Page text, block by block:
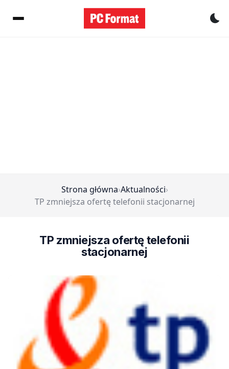
Strona główna›Aktualności›
TP zmniejsza ofertę telefonii stacjonarnej
TP zmniejsza ofertę telefonii
stacjonarnej